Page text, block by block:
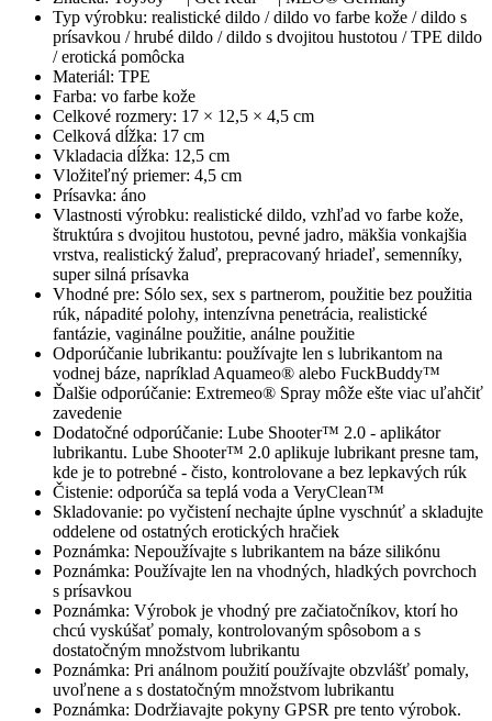
Typ výrobku: realistické dildo / dildo vo farbe kože / dildo s
prísavkou / hrubé dildo / dildo s dvojitou hustotou / TPE dildo
/ erotická pomôcka
Materiál: TPE
Farba: vo farbe kože
Celkové rozmery: 17 × 12,5 × 4,5 cm
Celková dĺžka: 17 cm
Vkladacia dĺžka: 12,5 cm
Vložiteľný priemer: 4,5 cm
Prísavka: áno
Vlastnosti výrobku: realistické dildo, vzhľad vo farbe kože,
štruktúra s dvojitou hustotou, pevné jadro, mäkšia vonkajšia
vrstva, realistický žaluď, prepracovaný hriadeľ, semenníky,
super silná prísavka
Vhodné pre: Sólo sex, sex s partnerom, použitie bez použitia
rúk, nápadité polohy, intenzívna penetrácia, realistické
fantázie, vaginálne použitie, análne použitie
Odporúčanie lubrikantu: používajte len s lubrikantom na
vodnej báze, napríklad Aquameo® alebo FuckBuddy™
Ďalšie odporúčanie: Extremeo® Spray môže ešte viac uľahčiť
zavedenie
Dodatočné odporúčanie: Lube Shooter™ 2.0 - aplikátor
lubrikantu. Lube Shooter™ 2.0 aplikuje lubrikant presne tam,
kde je to potrebné - čisto, kontrolovane a bez lepkavých rúk
Čistenie: odporúča sa teplá voda a VeryClean™
Skladovanie: po vyčistení nechajte úplne vyschnúť a skladujte
oddelene od ostatných erotických hračiek
Poznámka: Nepoužívajte s lubrikantem na báze silikónu
Poznámka: Používajte len na vhodných, hladkých povrchoch
s prísavkou
Poznámka: Výrobok je vhodný pre začiatočníkov, ktorí ho
chcú vyskúšať pomaly, kontrolovaným spôsobom a s
dostatočným množstvom lubrikantu
Poznámka: Pri análnom použití používajte obzvlášť pomaly,
uvoľnene a s dostatočným množstvom lubrikantu
Poznámka: Dodržiavajte pokyny GPSR pre tento výrobok.